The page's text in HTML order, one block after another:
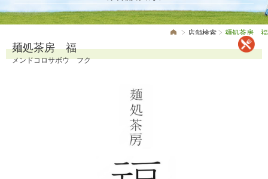
店舗検索 麺処茶房 福
麺処茶房 福
メンドコロサボウ フク